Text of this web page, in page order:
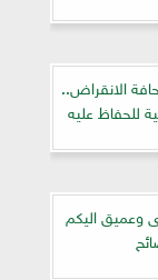
الانقراض..
للحفاظ عليه
وعميق اليكم